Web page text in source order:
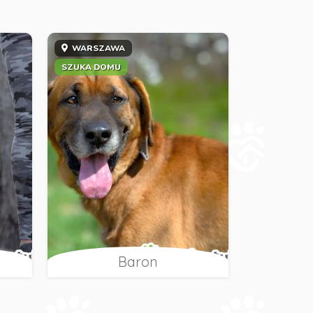
WARSZAWA
SZUKA DOMU
Baron